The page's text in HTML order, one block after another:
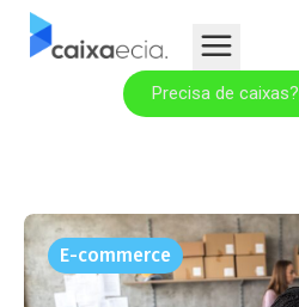
Precisa de caixas?
E-commerce